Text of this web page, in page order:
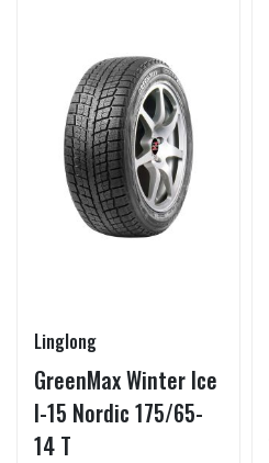
Linglong
GreenMax Winter Ice
I-15 Nordic 175/65-
14 T